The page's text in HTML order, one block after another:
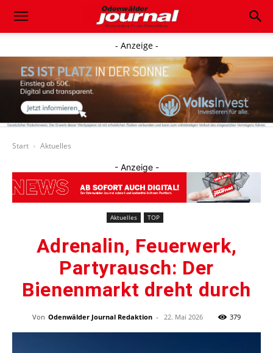
- Anzeige -
Start Aktuelles
- Anzeige -
Aktuelles TOP
Adrenalin, Feuerwerk,
Partyrausch: Der
Bienenmarkt dreht durch
Von Odenwälder Journal Redaktion - 22. Mai 2026 379